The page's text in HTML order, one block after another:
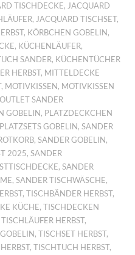
TISCHDECKE, JACQUARD
, JACQUARD TISCHSET,
, KÖRBCHEN GOBELIN ,
, KÜCHENLÄUFER,
SANDER, KÜCHENTÜCHER
HERBST, MITTELDECKE
, MOTIVKISSEN , MOTIVKISSEN
SANDER
GOBELIN , PLATZDECKCHEN
PLATZSETS GOBELIN ,SANDER
,SANDER GOBELIN ,
2025,SANDER
,SANDER
,SANDER TISCHWÄSCHE,
,TISCHBÄNDER HERBST,
KÜCHE,TISCHDECKEN
TISCHLÄUFER HERBST,
,TISCHSET HERBST,
,TISCHTUCH HERBST,